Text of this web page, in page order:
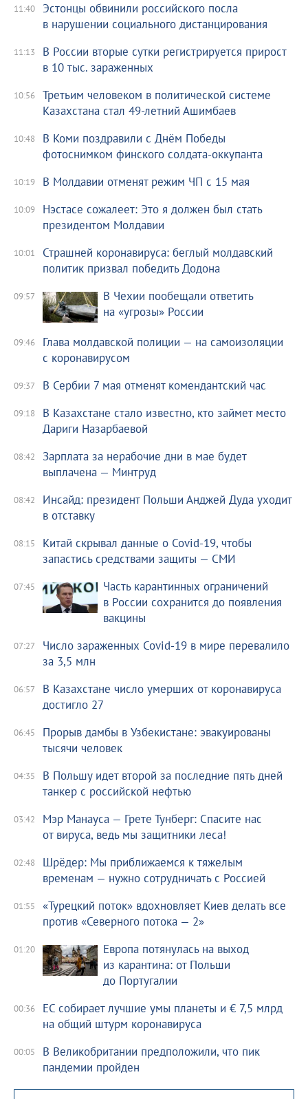
11:40
Эстонцы обвинили российского посла
в нарушении социального дистанцирования
11:13
В России вторые сутки регистрируется прирост
в 10 тыс. зараженных
10:56
Третьим человеком в политической системе
Казахстана стал 49-летний Ашимбаев
10:48
В Коми поздравили с Днём Победы
фотоснимком финского солдата-оккупанта
10:19 В Молдавии отменят режим ЧП с 15 мая
10:09
Нэстасе сожалеет: Это я должен был стать
президентом Молдавии
10:01
Страшней коронавируса: беглый молдавский
политик призвал победить Додона
09:57
В Чехии пообещали ответить
на «угрозы» России
09:46
Глава молдавской полиции — на самоизоляции
с коронавирусом
09:37 В Сербии 7 мая отменят комендантский час
09:18
В Казахстане стало известно, кто займет место
Дариги Назарбаевой
08:42
Зарплата за нерабочие дни в мае будет
выплачена — Минтруд
08:42
Инсайд: президент Польши Анджей Дуда уходит
в отставку
08:15
Китай скрывал данные о Covid-19, чтобы
запастись средствами защиты — СМИ
07:45
Часть карантинных ограничений
в России сохранится до появления
вакцины
07:27
Число зараженных Covid-19 в мире перевалило
за 3,5 млн
06:57
В Казахстане число умерших от коронавируса
достигло 27
06:45
Прорыв дамбы в Узбекистане: эвакуированы
тысячи человек
04:35
В Польшу идет второй за последние пять дней
танкер с российской нефтью
03:42
Мэр Манауса — Грете Тунберг: Спасите нас
от вируса, ведь мы защитники леса!
02:48
Шрёдер: Мы приближаемся к тяжелым
временам — нужно сотрудничать с Россией
01:55
«Турецкий поток» вдохновляет Киев делать все
против «Северного потока — 2»
01:20
Европа потянулась на выход
из карантина: от Польши
до Португалии
00:36
ЕС собирает лучшие умы планеты и € 7,5 млрд
на общий штурм коронавируса
00:05
В Великобритании предположили, что пик
пандемии пройден